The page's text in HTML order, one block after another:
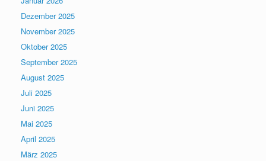
Dezember 2025
November 2025
Oktober 2025
September 2025
August 2025
Juli 2025
Juni 2025
Mai 2025
April 2025
März 2025